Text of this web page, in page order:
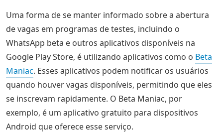
Uma forma de se manter informado sobre a abertura
de vagas em programas de testes, incluindo o
WhatsApp beta e outros aplicativos disponíveis na
Google Play Store, é utilizando aplicativos como o Beta
Maniac. Esses aplicativos podem notificar os usuários
quando houver vagas disponíveis, permitindo que eles
se inscrevam rapidamente. O Beta Maniac, por
exemplo, é um aplicativo gratuito para dispositivos
Android que oferece esse serviço.